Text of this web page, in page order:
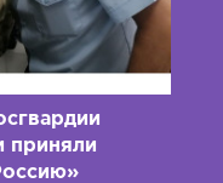
приняли